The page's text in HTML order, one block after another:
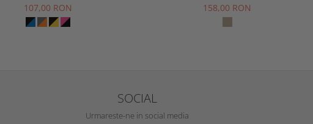
107,00 RON
158,00 RON
SOCIAL
Urmareste-ne in social media